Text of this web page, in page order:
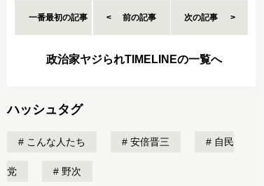
一番最初の記事 前の記事 次の記事
政治家ヤジられTIMELINEの一覧へ
ハッシュタグ
こんな人たち 安倍晋三 自民
党 野次